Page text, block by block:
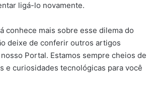
ligá-lo novamente.
conhece mais sobre esse dilema do
deixe de conferir outros artigos
Portal. Estamos sempre cheios de
e curiosidades tecnológicas para você